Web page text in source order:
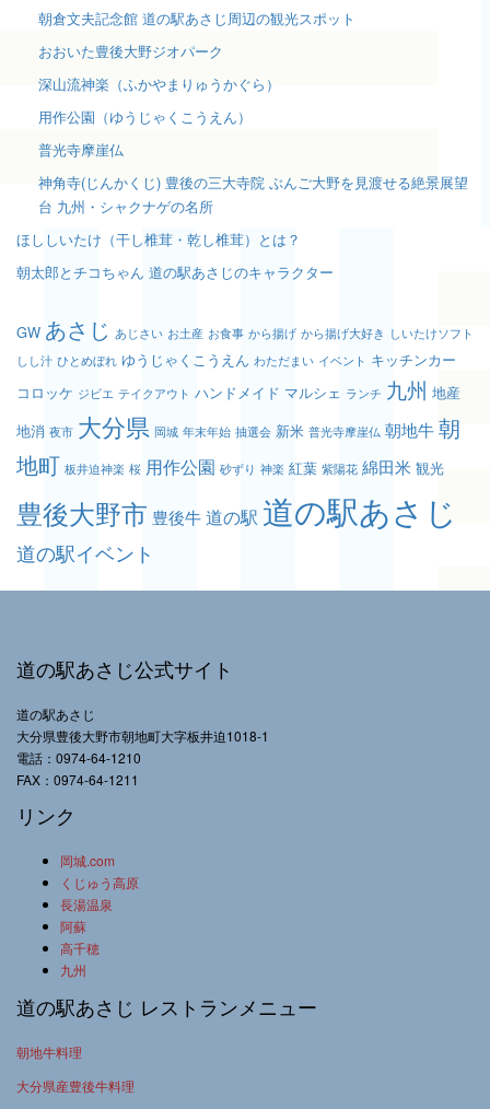
朝倉文夫記念館 道の駅あさじ周辺の観光スポット
おおいた豊後大野ジオパーク
深山流神楽（ふかやまりゅうかぐら）
用作公園（ゆうじゃくこうえん）
普光寺摩崖仏
神角寺(じんかくじ) 豊後の三大寺院 ぶんご大野を見渡せる絶景展望
台 九州・シャクナゲの名所
ほししいたけ（干し椎茸・乾し椎茸）とは？
朝太郎とチコちゃん 道の駅あさじのキャラクター
GW あさじ あじさい お土産 お食事 から揚げ から揚げ大好き しいたけソフト
しし汁 ひとめぼれ ゆうじゃくこうえん わただまい イベント キッチンカー
コロッケ ジビエ テイクアウト ハンドメイド マルシェ ランチ 九州 地産
地消 夜市 大分県 岡城 年末年始 抽選会 新米 普光寺摩崖仏 朝地牛朝
地町 板井迫神楽 桜 用作公園 砂ずり 神楽 紅葉 紫陽花 綿田米 観光
豊後大野市 豊後牛道の駅 道の駅あさじ
道の駅イベント
道の駅あさじ公式サイト
道の駅あさじ
大分県豊後大野市朝地町大字板井迫1018-1
電話：0974-64-1210
FAX：0974-64-1211
リンク
岡城.com
くじゅう高原
長湯温泉
阿蘇
高千穂
九州
道の駅あさじ レストランメニュー
朝地牛料理
大分県産豊後牛料理